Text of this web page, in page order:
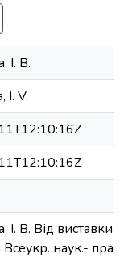
І. В.
I. V.
І. В. Від виставки
наук.-